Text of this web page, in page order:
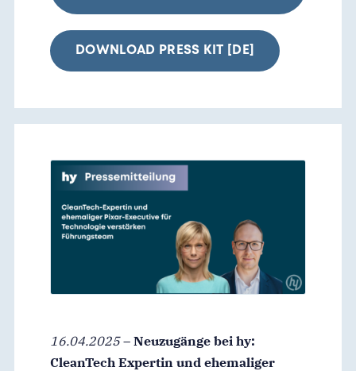
DOWNLOAD PRESS KIT [DE]
16.04.2025– Neuzugänge bei hy:
CleanTech Expertin und ehemaliger